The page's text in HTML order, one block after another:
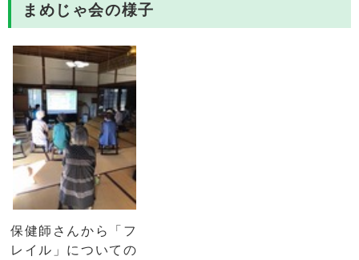
まめじゃ会の様子
保健師さんから「フ
レイル」についての